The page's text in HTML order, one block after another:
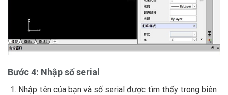
Bước 4: Nhập số serial
Nhập tên của bạn và số serial được tìm thấy trong biên